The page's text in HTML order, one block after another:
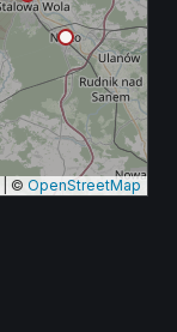
© OpenStreetMap